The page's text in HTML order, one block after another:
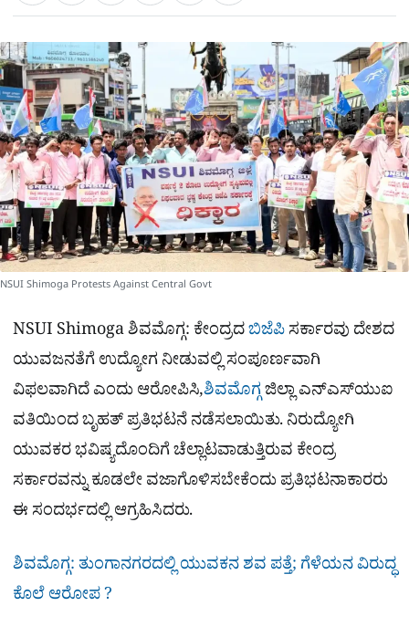
a
t
p
c
e
o
k
l
e
ಕ್
h
r
e
NSUI Shimoga Protests Against Central Govt
NSUI Shimoga ಶಿವಮೊಗ್ಗ: ಕೇಂದ್ರದಬಿಜೆಪಿಸರ್ಕಾರವು ದೇಶದ
ಯುವಜನತೆಗೆ ಉದ್ಯೋಗ ನೀಡುವಲ್ಲಿ ಸಂಪೂರ್ಣವಾಗಿ
ವಿಫಲವಾಗಿದೆ ಎಂದು ಆರೋಪಿಸಿ,ಶಿವಮೊಗ್ಗಜಿಲ್ಲಾ ಎನ್‌ಎಸ್‌ಯುಐ
ವತಿಯಿಂದ ಬೃಹತ್ ಪ್ರತಿಭಟನೆ ನಡೆಸಲಾಯಿತು. ನಿರುದ್ಯೋಗಿ
ಯುವಕರ ಭವಿಷ್ಯದೊಂದಿಗೆ ಚೆಲ್ಲಾಟವಾಡುತ್ತಿರುವ ಕೇಂದ್ರ
ಸರ್ಕಾರವನ್ನು ಕೂಡಲೇ ವಜಾಗೊಳಿಸಬೇಕೆಂದು ಪ್ರತಿಭಟನಾಕಾರರು
ಈ ಸಂದರ್ಭದಲ್ಲಿ ಆಗ್ರಹಿಸಿದರು.
ಶಿವಮೊಗ್ಗ: ತುಂಗಾನಗರದಲ್ಲಿ ಯುವಕನ ಶವ ಪತ್ತೆ; ಗೆಳೆಯನ ವಿರುದ್ಧ
ಕೊಲೆ ಆರೋಪ ?